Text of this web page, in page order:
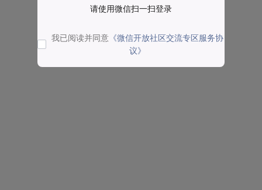
请使用微信扫一扫登录
我已阅读并同意 《微信开放社区交流专区服务协
议》